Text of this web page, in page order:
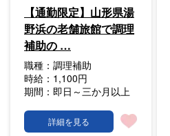
【通勤限定】山形県湯
野浜の老舗旅館で調理
補助の …
職種： 調理補助
時給： 1,100円
期間： 即日～三か月以上
詳細を見る